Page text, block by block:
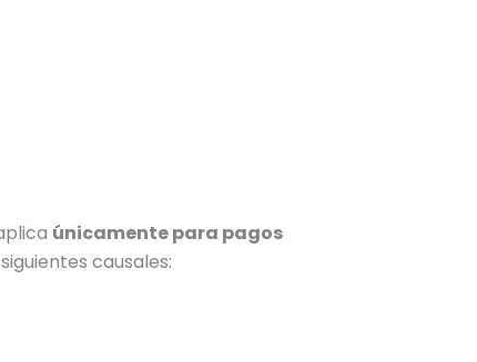
únicamente para pagos
causales: